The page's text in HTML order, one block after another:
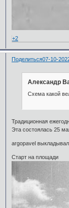
+2
Поделиться07-10-
Александр
Схема какой
Традиционная
Эта состоялась 25
argopavel
Старт на площади